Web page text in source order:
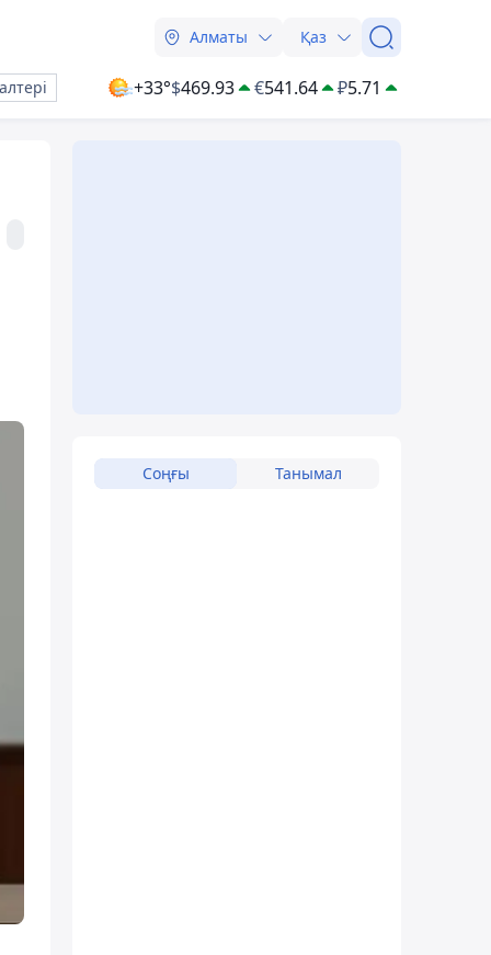
Алматы Қаз
+33°$469.93 €541.64 ₽5.71
Соңғы Танымал